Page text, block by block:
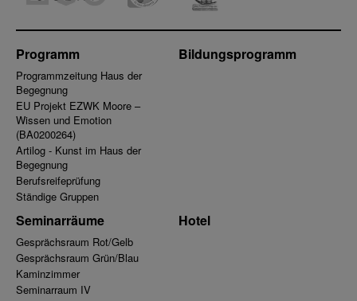
Programm
Programmzeitung Haus der
Begegnung
EU Projekt EZWK Moore –
Wissen und Emotion
(BA0200264)
Artilog - Kunst im Haus der
Begegnung
Berufsreifeprüfung
Ständige Gruppen
Bildungsprogramm
Seminarräume
Gesprächsraum Rot/Gelb
Gesprächsraum Grün/Blau
Kaminzimmer
Seminarraum IV
Hotel